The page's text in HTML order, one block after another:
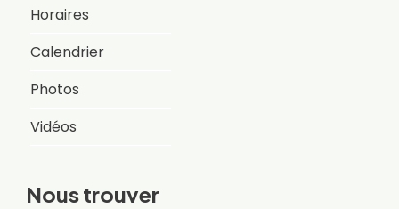
Horaires
Calendrier
Photos
Vidéos
Nous trouver